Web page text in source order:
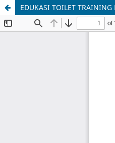
EDUKASI TOILET